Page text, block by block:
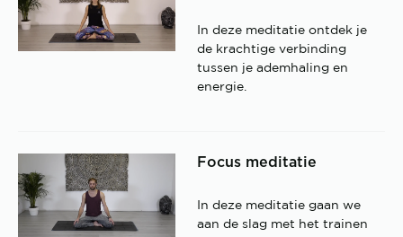
In deze meditatie ontdek je
de krachtige verbinding
tussen je ademhaling en
energie.
Focus meditatie
In deze meditatie gaan we
aan de slag met het trainen